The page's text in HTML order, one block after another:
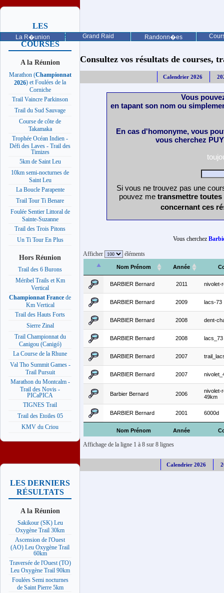
La R�union Grand Raid Randonn�es
LES
PROCHAINES
COURSES
A la Réunion
Marathon (Championnat
2026) et Foulées de la
Corniche
Trail Vaincre Parkinson
Trail du Sud Sauvage
Course de côte de
Takamaka
Trophée Océan Indien -
Défi des Laves - Trail des
Timizes
5km de Saint Leu
10km semi-nocturnes de
Saint Leu
La Boucle Parapente
Trail Tour Ti Benare
Foulée Sentier Littoral de
Sainte-Suzanne
Trail des Trois Pitons
Un Ti Tour En Plus
Hors Réunion
Trail des 6 Burons
Méribel Trails et Km
Vertical
Championnat France de
Km Vertical
Trail des Hauts Forts
Sierre Zinal
Trail Championnat du
Canigou (Canigó)
La Course de la Rhune
Val Tho Summit Games -
Trail Pursuit
Marathon du Montcalm -
Trail des Novis -
PICaPICA
TIGNES Trail
Trail des Etoiles 05
KMV du Criou
LES DERNIERS
RÉSULTATS
A la Réunion
Sakikour (SK) Leu
Oxygène Trail 30km
Ascension de l'Ouest
(AO) Leu Oxygène Trail
60km
Traversée de l'Ouest (TO)
Leu Oxygène Trail 90km
Foulées Semi nocturnes
de Saint Pierre 5km
Consultez vos résultats de courses,
Calendrier 2026
Vous
en tapant son nom ou
En cas d'homonyme, vous
vous cherchez
Si vous ne trouvez pas une
pouvez me transmettre
concernant ces
Vous cherchez
Afficher éléments
Nom Prénom Année
Nom Prénom Année
BARBIER Bernard 2011 nivolet-
BARBIER Bernard 2009 lacs-73
BARBIER Bernard 2008 dent-
BARBIER Bernard 2008 lacs_73
BARBIER Bernard 2007
BARBIER Bernard 2007
Barbier Bernard 2006
nivolet-
49km
BARBIER Bernard 2001 6000d
Affichage de la ligne 1 à 8 sur 8 lignes
Calendrier 2026